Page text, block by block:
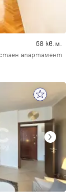
58 кв.м.
апартамент